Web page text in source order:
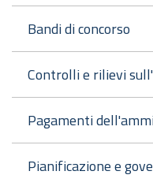
Bandi di concorso
Controlli e rilievi
Pagamenti
Pianificazione e